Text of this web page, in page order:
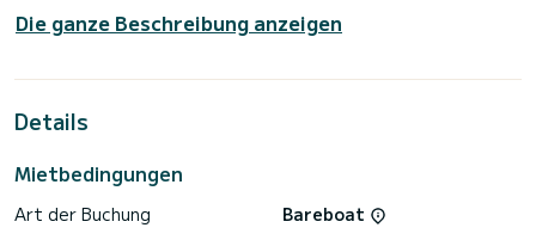
Das Boot verfügt über 4 komfortable Kabinen und eine
Bootskapazität von 8 Personen. Mit einer Gesamtlänge von
außergewöhnlichen Urlaub auf dem Wasser in der Umgebung
< br>Buchungsanfragen und Angebote werden direkt von
Die ganze Beschreibung anzeigen
Details
Mietbedingungen
Art der Buchung
Bareboat